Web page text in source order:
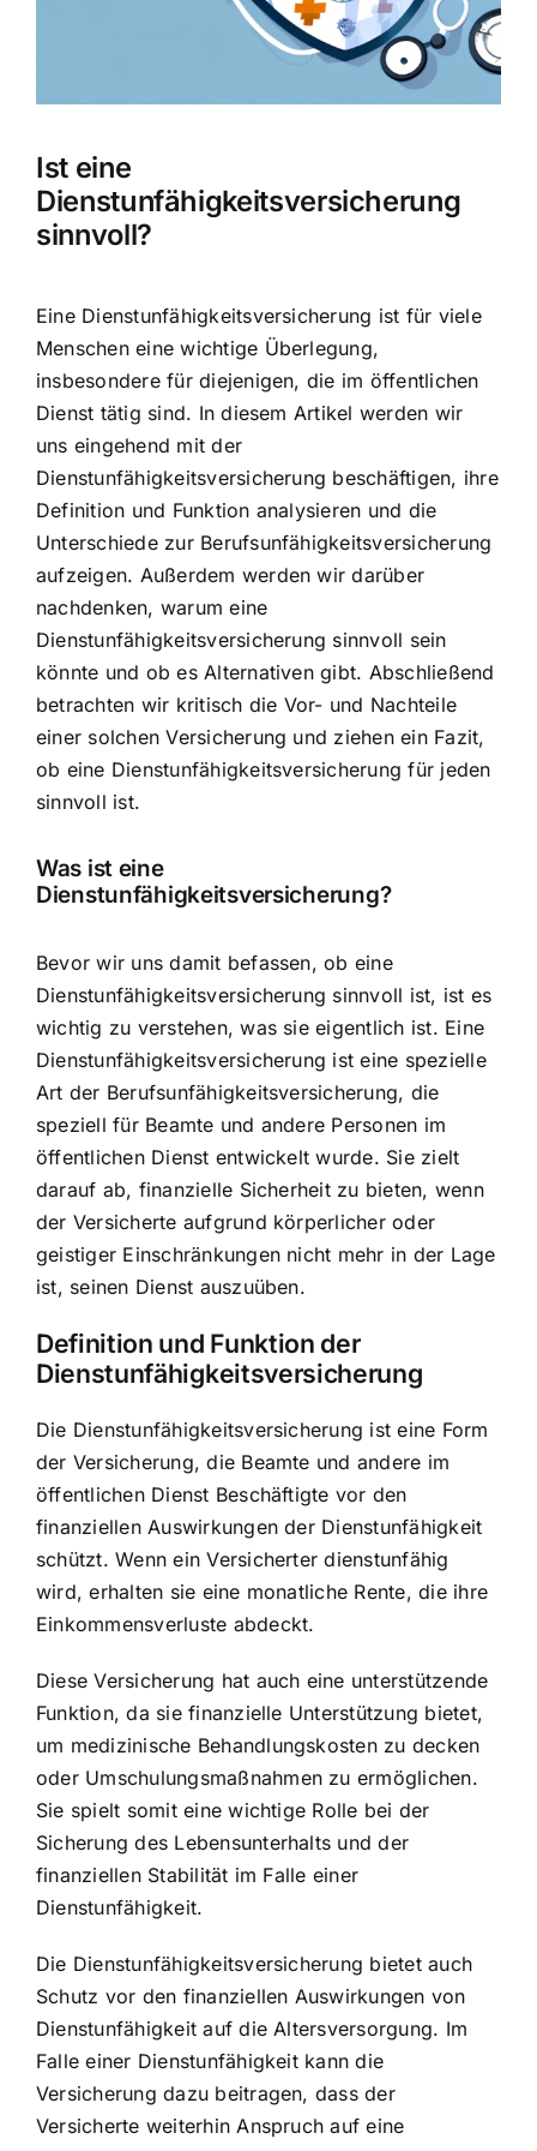
Weitere Tarifvergleiche
Hilfe und Kontakt
Ist eine
Dienstunfähigkeitsversicherung
sinnvoll?
Eine Dienstunfähigkeitsversicherung ist für viele
Menschen eine wichtige Überlegung,
insbesondere für diejenigen, die im öffentlichen
Dienst tätig sind. In diesem Artikel werden wir
uns eingehend mit der
Dienstunfähigkeitsversicherung beschäftigen, ihre
Definition und Funktion analysieren und die
Unterschiede zur Berufsunfähigkeitsversicherung
aufzeigen. Außerdem werden wir darüber
nachdenken, warum eine
Dienstunfähigkeitsversicherung sinnvoll sein
könnte und ob es Alternativen gibt. Abschließend
betrachten wir kritisch die Vor- und Nachteile
einer solchen Versicherung und ziehen ein Fazit,
ob eine Dienstunfähigkeitsversicherung für jeden
sinnvoll ist.
Was ist eine
Dienstunfähigkeitsversicherung?
Bevor wir uns damit befassen, ob eine
Dienstunfähigkeitsversicherung sinnvoll ist, ist es
wichtig zu verstehen, was sie eigentlich ist. Eine
Dienstunfähigkeitsversicherung ist eine spezielle
Art der Berufsunfähigkeitsversicherung, die
speziell für Beamte und andere Personen im
öffentlichen Dienst entwickelt wurde. Sie zielt
darauf ab, finanzielle Sicherheit zu bieten, wenn
der Versicherte aufgrund körperlicher oder
geistiger Einschränkungen nicht mehr in der Lage
ist, seinen Dienst auszuüben.
Definition und Funktion der
Dienstunfähigkeitsversicherung
Die Dienstunfähigkeitsversicherung ist eine Form
der Versicherung, die Beamte und andere im
öffentlichen Dienst Beschäftigte vor den
finanziellen Auswirkungen der Dienstunfähigkeit
schützt. Wenn ein Versicherter dienstunfähig
wird, erhalten sie eine monatliche Rente, die ihre
Einkommensverluste abdeckt.
Diese Versicherung hat auch eine unterstützende
Funktion, da siefinanzielle Unterstützung bietet,
um medizinische Behandlungskosten zu decken
oder Umschulungsmaßnahmen zu ermöglichen.
Sie spielt somit eine wichtige Rolle bei der
Sicherung des Lebensunterhalts und der
finanziellen Stabilität im Falle einer
Dienstunfähigkeit.
Die Dienstunfähigkeitsversicherung bietet auch
Schutz vor den finanziellen Auswirkungen von
Dienstunfähigkeit auf die Altersversorgung. Im
Falle einer Dienstunfähigkeit kann die
Versicherung dazu beitragen, dass der
Versicherte weiterhin Anspruch auf eine